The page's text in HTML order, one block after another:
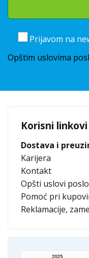
Prijavom na
Opštim uslovima
Korisni linkovi
Dostava i
Karijera
Kontakt
Opšti uslovi
Pomoć pri
Reklamacije,